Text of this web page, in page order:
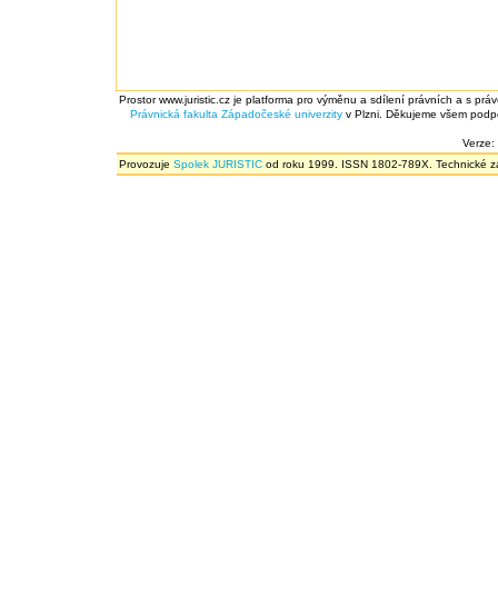
Prostor www.juristic.cz je platforma pro výměnu a sdílení právních a s
Právnická fakulta Západočeské univerzity v Plzni. Děkujeme všem
Verze:
Provozuje Spolek JURISTIC od roku 1999. ISSN 1802-789X. Technické